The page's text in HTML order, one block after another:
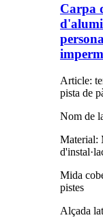
Carpa
Article:
pista de
Nom de
Material:
Mida
pistes
Alçada